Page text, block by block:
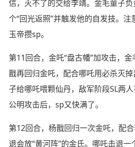
信，灭不了的交给李靖。金毛童子
个“回光返照”并触发他的自发技。
玉帝攒sp。
第11回合，金吒“盘古幡”加攻击，
戬再回归金吒，配合哪吒用必杀灭
子给哪吒喂颗仙丹，敌军阶段SL两
公明攻击后，sp又快满了。
第12回合，杨戬回归一次金吒，配
退会放“黄河阵”的金氏。哪吒击退